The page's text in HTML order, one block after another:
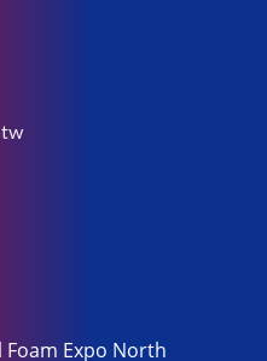
Foam Expo North